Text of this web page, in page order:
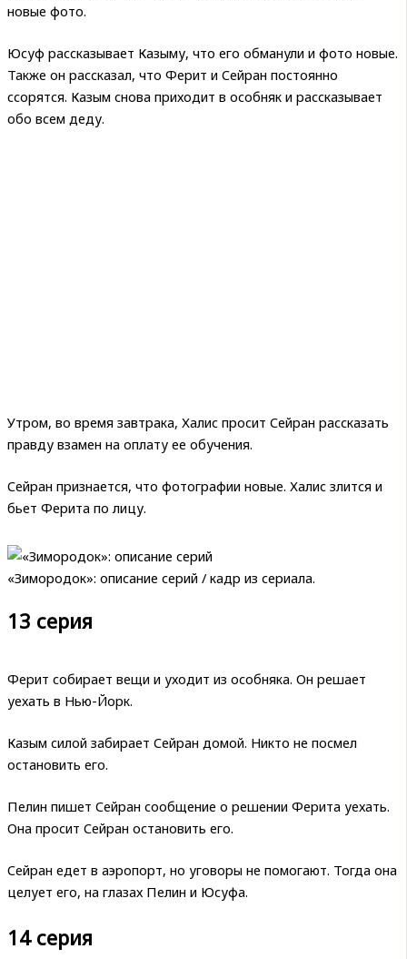
новые фото.
Юсуф рассказывает Казыму, что его обманули и фото новые.
Также он рассказал, что Ферит и Сейран постоянно
ссорятся. Казым снова приходит в особняк и рассказывает
обо всем деду.
Утром, во время завтрака, Халис просит Сейран рассказать
правду взамен на оплату ее обучения.
Сейран признается, что фотографии новые. Халис злится и
бьет Ферита по лицу.
«Зимородок»: описание серий / кадр из сериала.
13 серия
Ферит собирает вещи и уходит из особняка. Он решает
уехать в Нью-Йорк.
Казым силой забирает Сейран домой. Никто не посмел
остановить его.
Пелин пишет Сейран сообщение о решении Ферита уехать.
Она просит Сейран остановить его.
Сейран едет в аэропорт, но уговоры не помогают. Тогда она
целует его, на глазах Пелин и Юсуфа.
14 серия